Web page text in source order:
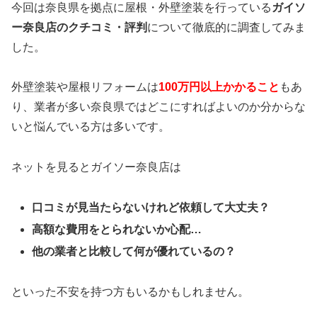
今回は奈良県を拠点に屋根・外壁塗装を行っている ガイソ
ー奈良店のクチコミ・評判 について徹底的に調査してみま
した。
外壁塗装や屋根リフォームは100万円以上かかること もあ
り、業者が多い奈良県ではどこにすればよいのか分からな
いと悩んでいる方は多いです。
ネットを見るとガイソー奈良店は
口コミが見当たらないけれど依頼して大丈夫？
高額な費用をとられないか心配…
他の業者と比較して何が優れているの？
といった不安を持つ方もいるかもしれません。